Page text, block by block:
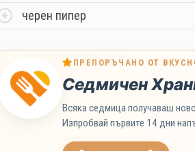
черен пипер
ПРЕПОРЪЧАНО ОТ
Седмичен
Всяка седмица получаваш
Изпробвай първите 14 дни